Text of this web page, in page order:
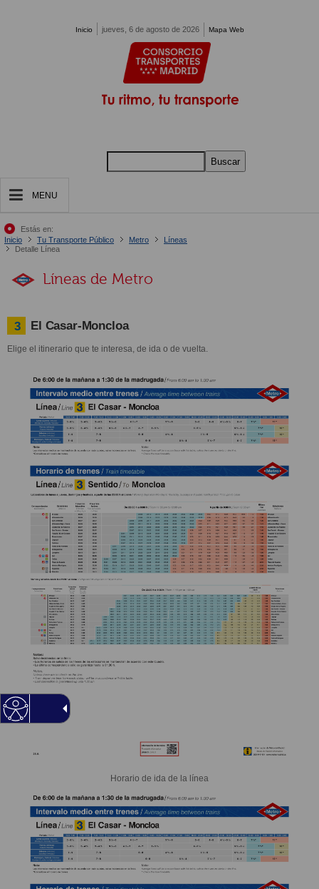
Inicio jueves, 6 de agosto de 2026 Mapa Web
Buscar
MENU
Estás en:
Inicio
Tu Transporte Público Metro
Líneas
Detalle Línea
Líneas de Metro
3 El Casar-Moncloa
Elige el itinerario que te interesa, de ida o de vuelta.
Horario de ida de la línea